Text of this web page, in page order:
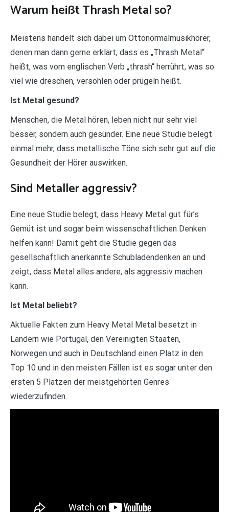
Warum heißt Thrash Metal so?
Meistens handelt sich dabei um Ottonormalmusikhörer,
denen man dann gerne erklärt, dass es „Thrash Metal“
heißt, was vom englischen Verb „thrash“ herrührt, was so
viel wie dreschen, versohlen oder prügeln heißt.
Ist Metal gesund?
Menschen, die Metal hören, leben nicht nur sehr viel
besser, sondern auch gesünder. Eine neue Studie belegt
einmal mehr, dass metallische Töne sich sehr gut auf die
Gesundheit der Hörer auswirken.
Sind Metaller aggressiv?
Eine neue Studie belegt, dass Heavy Metal gut für’s
Gemüt ist und sogar beim wissenschaftlichen Denken
helfen kann! Damit geht die Studie gegen das
gesellschaftlich anerkannte Schubladendenken an und
zeigt, dass Metal alles andere, als aggressiv machen
kann.
Ist Metal beliebt?
Aktuelle Fakten zum Heavy Metal Metal besetzt in
Ländern wie Portugal, den Vereinigten Staaten,
Norwegen und auch in Deutschland einen Platz in den
Top 10 und in den meisten Fällen ist es sogar unter den
ersten 5 Plätzen der meistgehörten Genres
wiederzufinden.